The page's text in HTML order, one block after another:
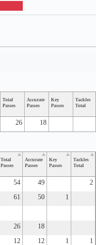
Total
Passes
Accurate
Passes
Key
Passes
Tackles
Total
26 18
Total
Passes
Accurate
Passes
Key
Passes
Tackles
Total
54 49
2
61 50
1
26
18
12 12 1
1